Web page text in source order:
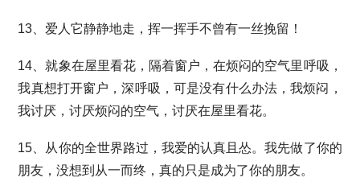
13、爱人它静静地走，挥一挥手不曾有一丝挽留！
14、就象在屋里看花，隔着窗户，在烦闷的空气里呼吸，
我真想打开窗户，深呼吸，可是没有什么办法，我烦闷，
我讨厌，讨厌烦闷的空气，讨厌在屋里看花。
15、从你的全世界路过，我爱的认真且怂。我先做了你的
朋友，没想到从一而终，真的只是成为了你的朋友。